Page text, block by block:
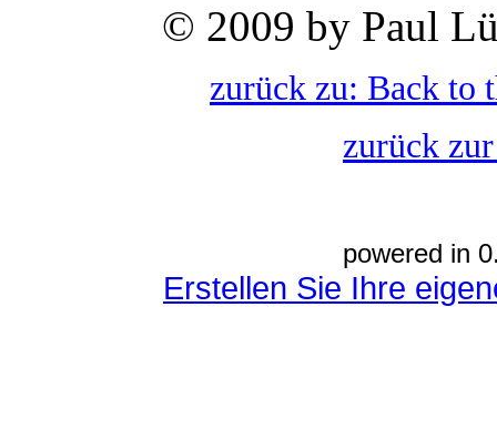
© 2009 by Paul
zurück zu: Back to
zurück
powered in
Erstellen Sie Ihre